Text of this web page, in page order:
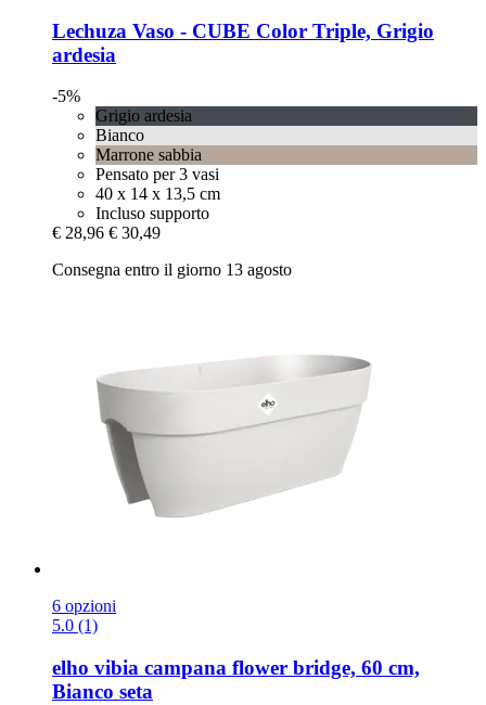
Lechuza Vaso -​ CUBE Color Triple, Grigio
ardesia
-5%
Grigio ardesia
Bianco
Marrone sabbia
Pensato per 3 vasi
40 x 14 x 13,5 cm
Incluso supporto
€ 28,96 € 30,49
Consegna entro il giorno 13 agosto
6 opzioni
5.0 (1)
elho vibia campana flower bridge, 60 cm,
Bianco seta